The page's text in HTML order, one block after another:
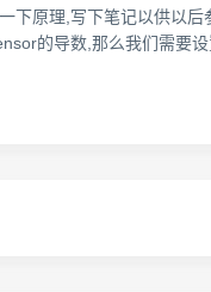
下原理,写下笔记以供以后
的导数,那么我们需要